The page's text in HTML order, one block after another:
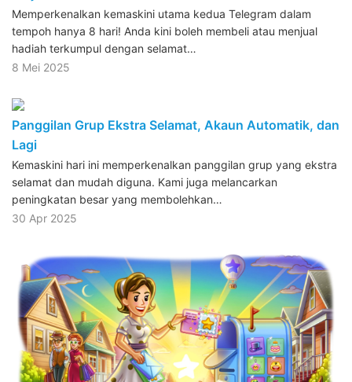
Memperkenalkan kemaskini utama kedua Telegram dalam
tempoh hanya 8 hari! Anda kini boleh membeli atau menjual
hadiah terkumpul dengan selamat…
8 Mei 2025
Panggilan Grup Ekstra Selamat, Akaun Automatik, dan
Lagi
Kemaskini hari ini memperkenalkan panggilan grup yang ekstra
selamat dan mudah diguna. Kami juga melancarkan
peningkatan besar yang membolehkan…
30 Apr 2025